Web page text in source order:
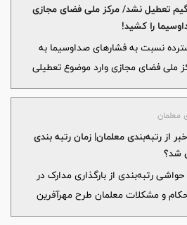
تعطیل نشد/ مرکز ملی فضای مجازی
را کشید!
نسبت به فشارهای صداوسیما به
ملی فضای مجازی وارد موضوع تعطیلی
معلمان
از رتبه‌بندی معلمان| زمان رتبه بندی
رتبه‌بندی از بارگذاری مدارک در
و مشکلات معلمان طرح مهرآفرین